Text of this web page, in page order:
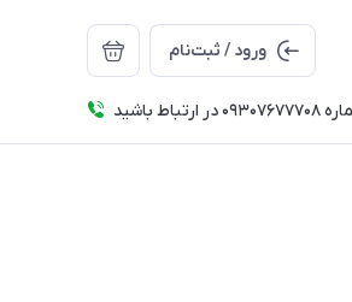
ورود / ثبت‌نام
باشید